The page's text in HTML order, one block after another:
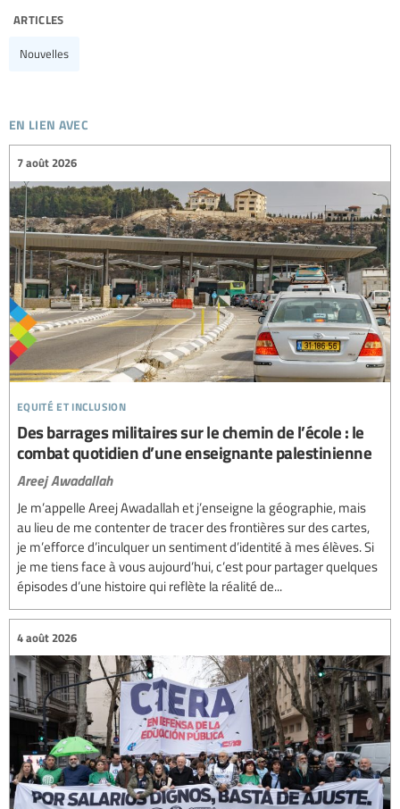
articles
Nouvelles
en lien avec
equité et inclusion
7 août 2026
Des barrages militaires sur le chemin de l’école : le
combat quotidien d’une enseignante palestinienne
Areej Awadallah
Je m’appelle Areej Awadallah et j’enseigne la géographie, mais
au lieu de me contenter de tracer des frontières sur des cartes,
je m’efforce d’inculquer un sentiment d’identité à mes élèves. Si
je me tiens face à vous aujourd’hui, c’est pour partager quelques
épisodes d’une histoire qui reflète la réalité de...
4 août 2026